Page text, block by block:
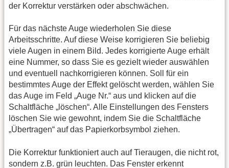
der Korrektur verstärken oder abschwächen.
Für das nächste Auge wiederholen Sie diese
Arbeitsschritte. Auf diese Weise korrigieren Sie beliebig
viele Augen in einem Bild. Jedes korrigierte Auge erhält
eine Nummer, so dass Sie es gezielt wieder auswählen
und eventuell nachkorrigieren können. Soll für ein
bestimmtes Auge der Effekt gelöscht werden, wählen Sie
das Auge im Feld „Auge Nr.“ aus und klicken auf die
Schaltfläche „löschen“. Alle Einstellungen des Fensters
löschen Sie wie gewohnt, indem Sie die Schaltfläche
„Übertragen“ auf das Papierkorbsymbol ziehen.
Die Korrektur funktioniert auch auf Tieraugen, die nicht rot,
sondern z.B. grün leuchten. Das Fenster erkennt